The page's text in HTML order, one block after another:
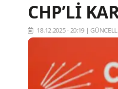
CHP’Lİ
18.12.2025 - 20:19 |